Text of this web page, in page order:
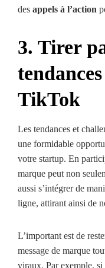
des appels à l’action
3. Tirer
TikTok
Les tendances et
une formidable
votre startup. En
marque peut non
aussi s’intégrer de
ligne, attirant ainsi de
L’important est de
message de marque
viraux. Par exemple,